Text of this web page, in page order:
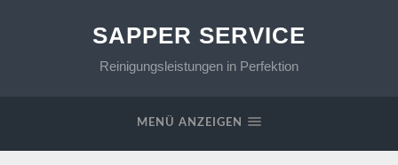
SAPPER SERVICE
Reinigungsleistungen in Perfektion
MENÜ ANZEIGEN